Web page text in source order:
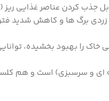
جذب کردن عناصر غذایی
برگ ها و کاهش شدید
را بهبود بخشیده،
ای و سرسبزی) است و هم